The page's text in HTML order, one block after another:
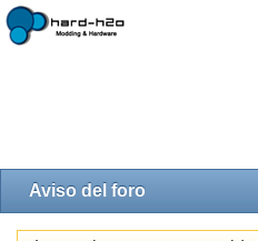
Aviso del foro